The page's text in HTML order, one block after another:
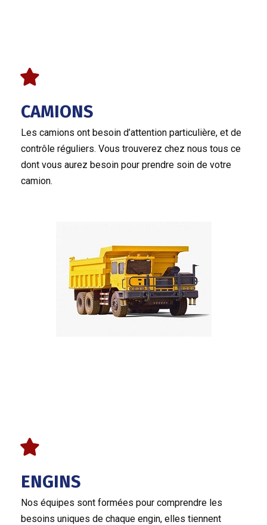
CAMIONS
Les camions ont besoin d’attention particulière, et de
contrôle réguliers. Vous trouverez chez nous tous ce
dont vous aurez besoin pour prendre soin de votre
camion.
ENGINS
Nos équipes sont formées pour comprendre les
besoins uniques de chaque engin, elles tiennent